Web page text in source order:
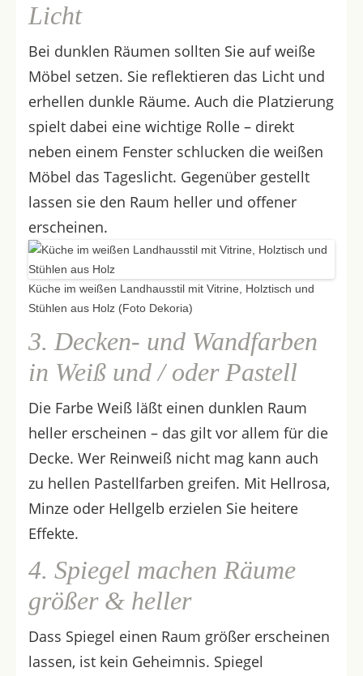
Licht
Bei dunklen Räumen sollten Sie auf weiße
Möbel setzen. Sie reflektieren das Licht und
erhellen dunkle Räume. Auch die Platzierung
spielt dabei eine wichtige Rolle – direkt
neben einem Fenster schlucken die weißen
Möbel das Tageslicht. Gegenüber gestellt
lassen sie den Raum heller und offener
erscheinen.
Küche im weißen Landhausstil mit Vitrine, Holztisch und
Stühlen aus Holz (Foto Dekoria)
3. Decken- und Wandfarben
in Weiß und / oder Pastell
Die Farbe Weiß läßt einen dunklen Raum
heller erscheinen – das gilt vor allem für die
Decke. Wer Reinweiß nicht mag kann auch
zu hellen Pastellfarben greifen. Mit Hellrosa,
Minze oder Hellgelb erzielen Sie heitere
Effekte.
4. Spiegel machen Räume
größer & heller
Dass Spiegel einen Raum größer erscheinen
lassen, ist kein Geheimnis. Spiegel